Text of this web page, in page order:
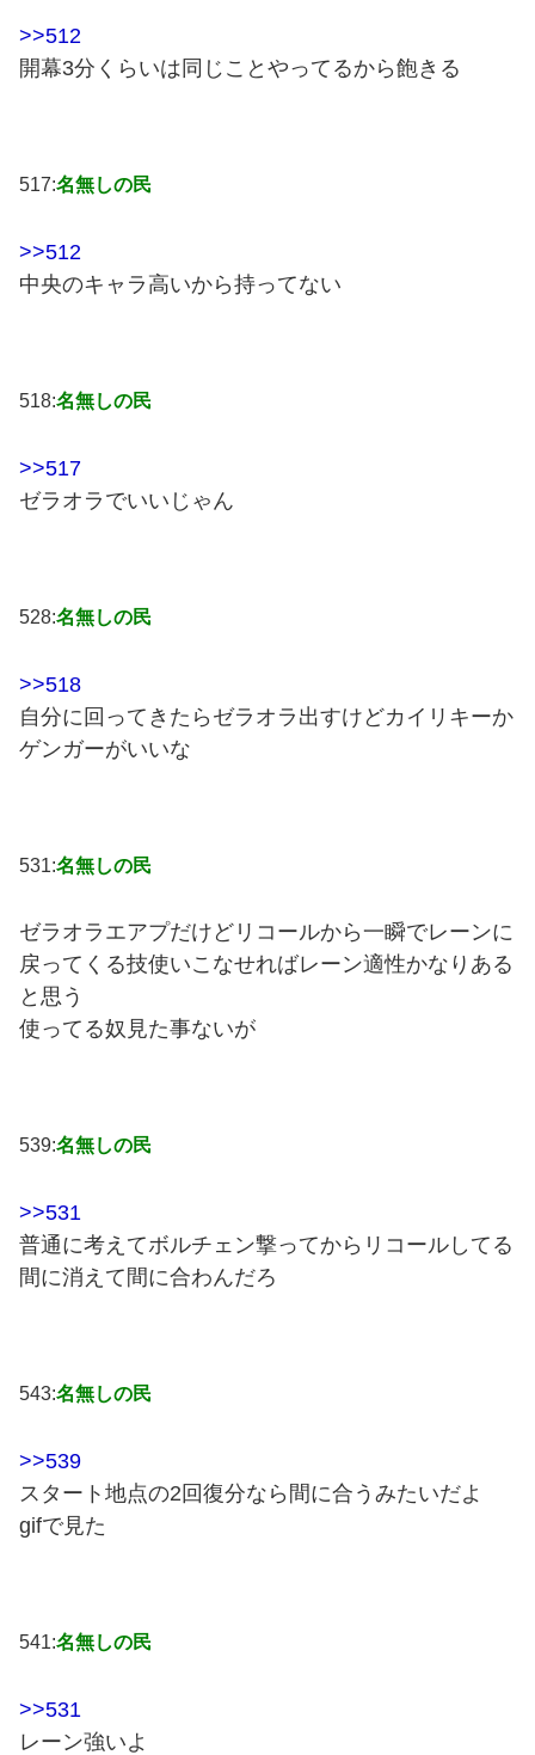
>>512
開幕3分くらいは同じことやってるから飽きる
517:名無しの民
>>512
中央のキャラ高いから持ってない
518:名無しの民
>>517
ゼラオラでいいじゃん
528:名無しの民
>>518
自分に回ってきたらゼラオラ出すけどカイリキーか
ゲンガーがいいな
531:名無しの民
ゼラオラエアプだけどリコールから一瞬でレーンに
戻ってくる技使いこなせればレーン適性かなりある
と思う
使ってる奴見た事ないが
539:名無しの民
>>531
普通に考えてボルチェン撃ってからリコールしてる
間に消えて間に合わんだろ
543:名無しの民
>>539
スタート地点の2回復分なら間に合うみたいだよ
gifで見た
541:名無しの民
>>531
レーン強いよ